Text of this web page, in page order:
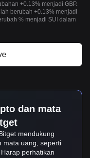
+0.13% menjadi GBP.
berubah +0.13% menjadi
% menjadi SUI dalam
dan mata
mendukung
mata uang, seperti
perhatikan